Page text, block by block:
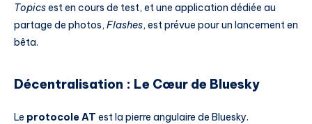
Topicsest en cours de test, et une application dédiée au
partage de photos, Flashes, est prévue pour un lancement en
bêta.
Décentralisation : Le Cœur de Bluesky
Le protocole AT est la pierre angulaire de Bluesky.